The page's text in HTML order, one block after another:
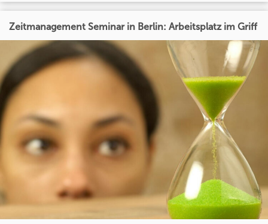
Zeitmanagement Seminar in Berlin: Arbeitsplatz im Griff